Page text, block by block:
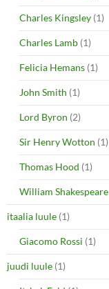
Charles Kingsley (1)
Charles Lamb (1)
Felicia Hemans (1)
John Smith (1)
Lord Byron (2)
Sir Henry Wotton (1)
Thomas Hood (1)
William Shakespeare
itaalia luule (1)
Giacomo Rossi (1)
juudi luule (1)